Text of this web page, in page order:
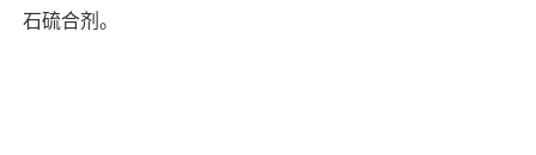
石硫合剂。